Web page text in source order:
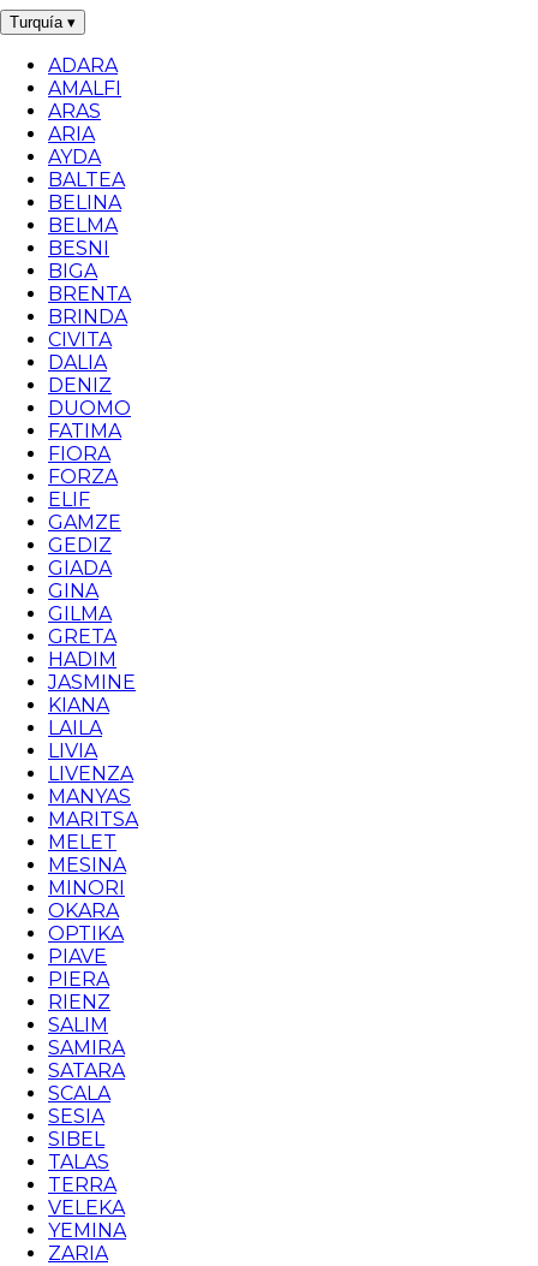
Turquía ▾
ADARA
AMALFI
ARAS
ARIA
AYDA
BALTEA
BELINA
BELMA
BESNI
BIGA
BRENTA
BRINDA
CIVITA
DALIA
DENIZ
DUOMO
FATIMA
FIORA
FORZA
ELIF
GAMZE
GEDIZ
GIADA
GINA
GILMA
GRETA
HADIM
JASMINE
KIANA
LAILA
LIVIA
LIVENZA
MANYAS
MARITSA
MELET
MESINA
MINORI
OKARA
OPTIKA
PIAVE
PIERA
RIENZ
SALIM
SAMIRA
SATARA
SCALA
SESIA
SIBEL
TALAS
TERRA
VELEKA
YEMINA
ZARIA